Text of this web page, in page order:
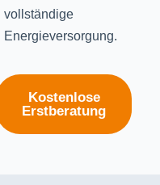
vollständige
Energieversorgung.
Kostenlose
Erstberatung